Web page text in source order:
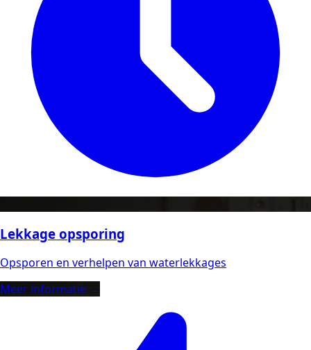
Lekkage opsporing
Opsporen en verhelpen van waterlekkages
Meer informatie →